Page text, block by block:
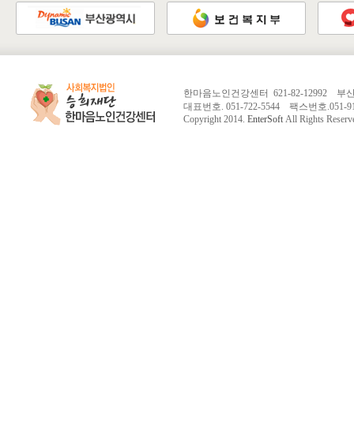
한마음노인건강센터 621-82-12992 부
대표번호. 051-722-5544 팩스번호.051-
Copyright 2014. EnterSoft All Rights